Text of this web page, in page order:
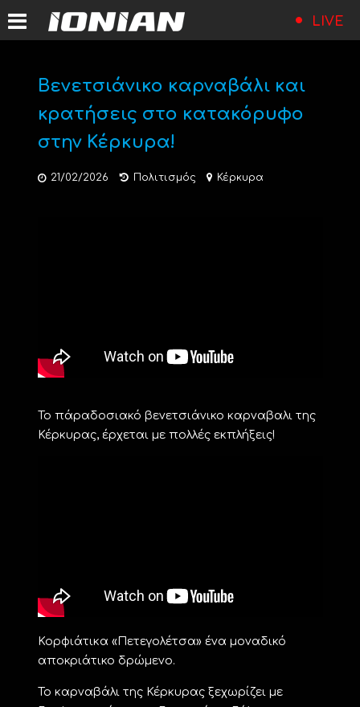
LIVE
Βενετσιάνικο καρναβάλι και
κρατήσεις στο κατακόρυφο
στην Κέρκυρα!
21/02/2026 Πολιτισμός Κέρκυρα
Το πάραδοσιακό βενετσιάνικο καρναβαλι της
Κέρκυρας, έρχεται με πολλές εκπλήξεις!
Κορφιάτικα «Πετεγολέτσα» ένα μοναδικό
αποκριάτικο δρώμενο.
Το καρναβάλι της Κέρκυρας ξεχωρίζει με